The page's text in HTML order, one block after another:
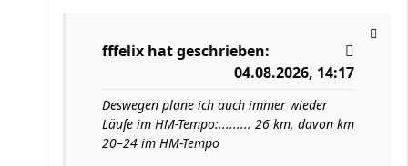
fffelix hat geschrieben:
04.08.2026, 14:17
Deswegen plane ich auch immer wieder
Läufe im HM-Tempo:......... 26 km, davon km
20–24 im HM-Tempo